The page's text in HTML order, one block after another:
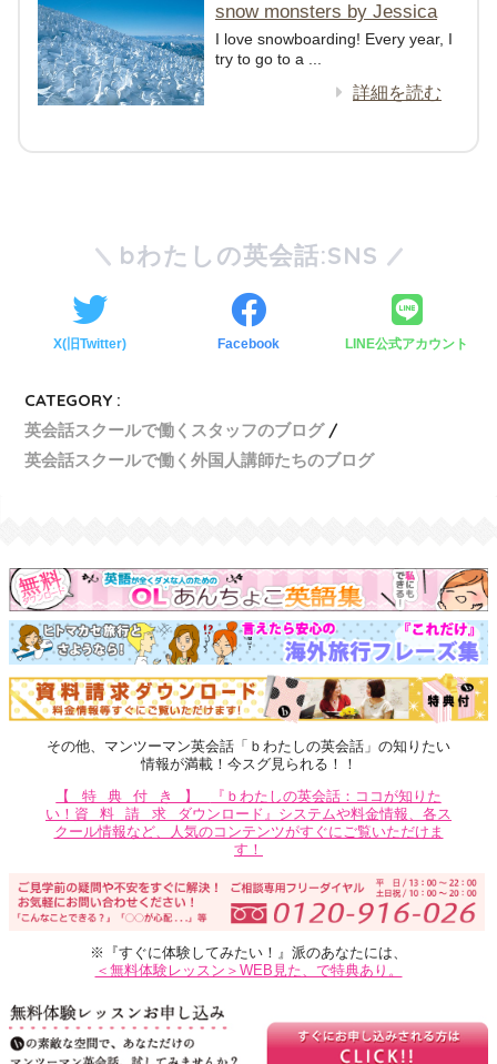
snow monsters by Jessica
I love snowboarding! Every year, I
try to go to a ...
詳細を読む
bわたしの英会話:SNS
X(旧Twitter) Facebook LINE公式アカウント
CATEGORY :
英会話スクールで働くスタッフのブログ
英会話スクールで働く外国人講師たちのブログ
その他、マンツーマン英会話「ｂわたしの英会話」の知りたい
情報が満載！今スグ見られる！！
【特典付き】
『ｂわたしの英会話：ココが知りた
い！ 資料請求 ダウンロード』システムや料金情報、各ス
クール情報など、人気のコンテンツがすぐにご覧いただけま
す！
※『すぐに体験してみたい！』派のあなたには、
＜無料体験レッスン＞WEB見た、で特典あり。